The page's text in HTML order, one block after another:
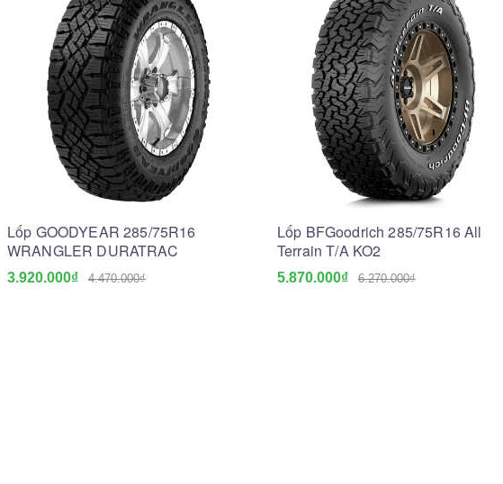
Lốp GOODYEAR 285/75R16
WRANGLER DURATRAC
3.920.000₫ 4.470.000₫
Lốp BFGoodrich 285/75R16 All
Terrain T/A KO2
5.870.000₫ 6.270.000₫